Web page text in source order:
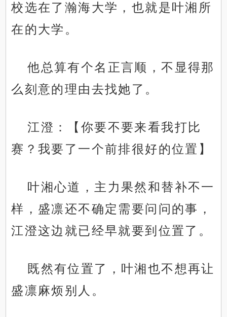
校选在了瀚海大学，也就是叶湘所
在的大学。
他总算有个名正言顺，不显得那
么刻意的理由去找她了。
江澄：【你要不要来看我打比
赛？我要了一个前排很好的位置】
叶湘心道，主力果然和替补不一
样，盛凛还不确定需要问问的事，
江澄这边就已经早就要到位置了。
既然有位置了，叶湘也不想再让
盛凛麻烦别人。